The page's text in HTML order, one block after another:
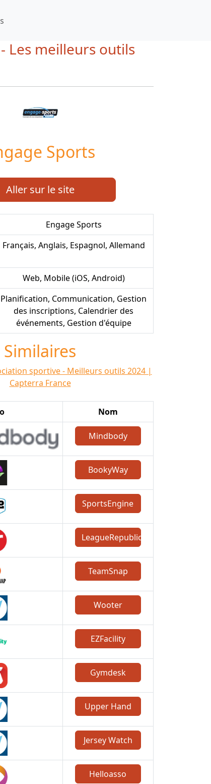
Les meilleurs outils
Sports
Aller sur le site
Engage Sports
Français, Anglais, Espagnol, Allemand
Web, Mobile (iOS, Android)
Planification, Communication, Gestion
des inscriptions, Calendrier des
événements, Gestion d'équipe
Similaires
sportive - Meilleurs outils 2024 |
Capterra France
Nom
Mindbody
BookyWay
SportsEngine
LeagueRepublic
TeamSnap
Wooter
EZFacility
Gymdesk
Upper Hand
Jersey Watch
Helloasso